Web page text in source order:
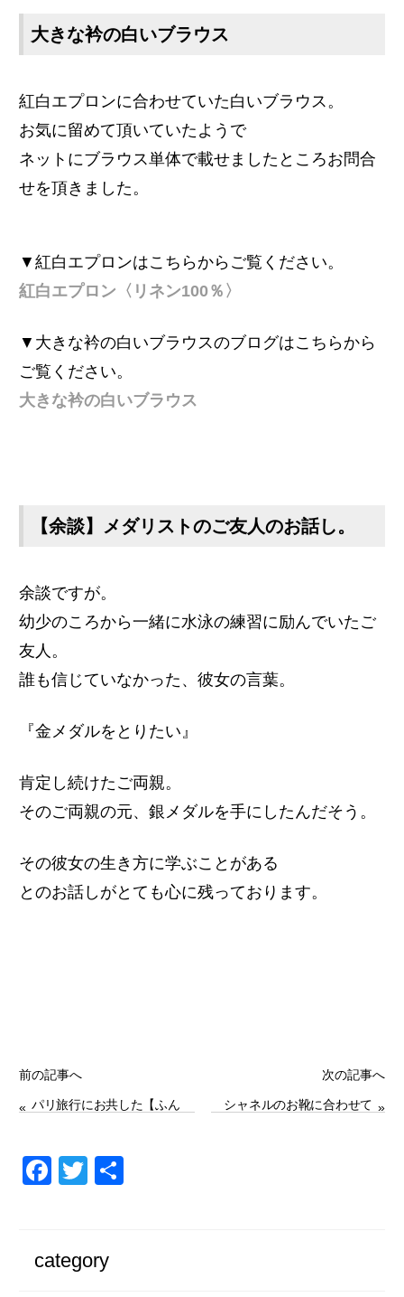
大きな衿の白いブラウス
紅白エプロンに合わせていた白いブラウス。
お気に留めて頂いていたようで
ネットにブラウス単体で載せましたところお問合
せを頂きました。
▼紅白エプロンはこちらからご覧ください。
紅白エプロン〈リネン100％〉
▼大きな衿の白いブラウスのブログはこちらから
ご覧ください。
大きな衿の白いブラウス
【余談】メダリストのご友人のお話し。
余談ですが。
幼少のころから一緒に水泳の練習に励んでいたご
友人。
誰も信じていなかった、彼女の言葉。
『金メダルをとりたい』
肯定し続けたご両親。
そのご両親の元、銀メダルを手にしたんだそう。
その彼女の生き方に学ぶことがある
とのお話しがとても心に残っております。
前の記事へ
« パリ旅行にお共した【ふん
次の記事へ
シャネルのお靴に合わせて »
F
e
T
er
category